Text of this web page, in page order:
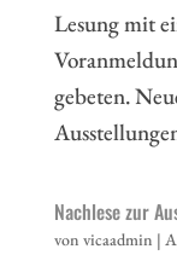
Lesung mit
gebeten.
Nachlese zur
von vicaadmin |